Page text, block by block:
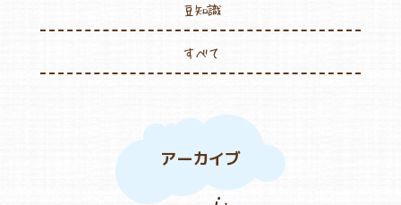
豆知識
すべて
アーカイブ